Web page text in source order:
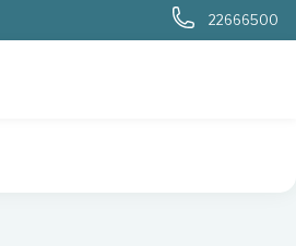
22666500